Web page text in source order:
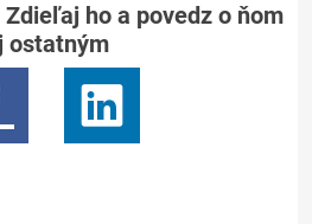
ho a povedz o ňom
ostatným